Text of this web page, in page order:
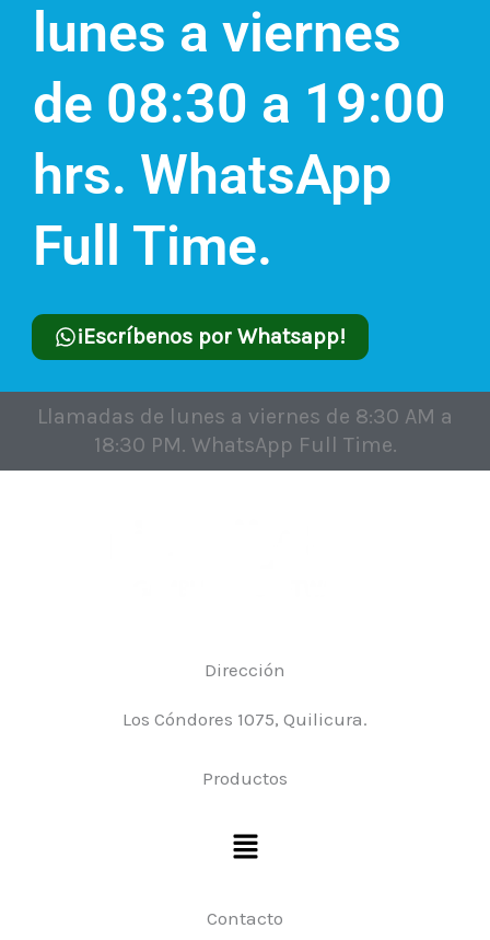
lunes a viernes
de 08:30 a 19:00
hrs. WhatsApp
Full Time.
¡Escríbenos por Whatsapp!
Llamadas de lunes a viernes de 8:30 AM a
18:30 PM. WhatsApp Full Time.
Dirección
Los Cóndores 1075, Quilicura.
Productos
Menú
Contacto